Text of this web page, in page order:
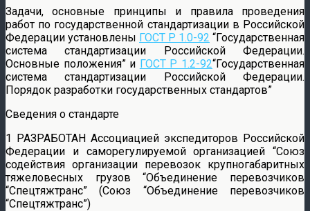
Задачи, основные принципы и правила проведения
работ по государственной стандартизации в Российской
Федерации установлены ГОСТ Р 1.0-92 “Государственная
система стандартизации Российской Федерации.
Основные положения” и ГОСТ Р 1.2-92“Государственная
система стандартизации Российской Федерации.
Порядок разработки государственных стандартов”
Сведения о стандарте
1 РАЗРАБОТАН Ассоциацией экспедиторов Российской
Федерации и саморегулируемой организацией “Союз
содействия организации перевозок крупногабаритных
тяжеловесных грузов “Объединение перевозчиков
“Спецтяжтранс” (Союз “Объединение перевозчиков
“Спецтяжтранс”)